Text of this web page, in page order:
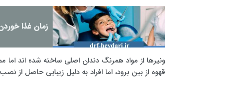
زمان غذا
ونیرها از مواد همرنگ دندان اصلی ساخته شده اند
قهوه از بین برود، اما افراد به دلیل زیبایی حاصل از